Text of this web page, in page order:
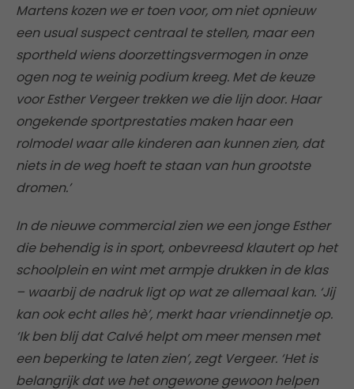
Martens kozen we er toen voor, om niet opnieuw
een usual suspect centraal te stellen, maar een
sportheld wiens doorzettingsvermogen in onze
ogen nog te weinig podium kreeg. Met de keuze
voor Esther Vergeer trekken we die lijn door. Haar
ongekende sportprestaties maken haar een
rolmodel waar alle kinderen aan kunnen zien, dat
niets in de weg hoeft te staan van hun grootste
dromen.’
In de nieuwe commercial zien we een jonge Esther
die behendig is in sport, onbevreesd klautert op het
schoolplein en wint met armpje drukken in de klas
– waarbij de nadruk ligt op wat ze allemaal kan. ‘Jij
kan ook echt alles hè’, merkt haar vriendinnetje op.
‘Ik ben blij dat Calvé helpt om meer mensen met
een beperking te laten zien’, zegt Vergeer. ‘Het is
belangrijk dat we het ongewone gewoon helpen